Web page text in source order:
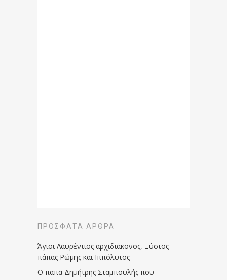
ΠΡΌΣΦΑΤΑ ΆΡΘΡΑ
Άγιοι Λαυρέντιος αρχιδιάκονος, Ξύστος
πάπας Ρώμης και Ιππόλυτος
Ο παπα Δημήτρης Σταμπουλής που